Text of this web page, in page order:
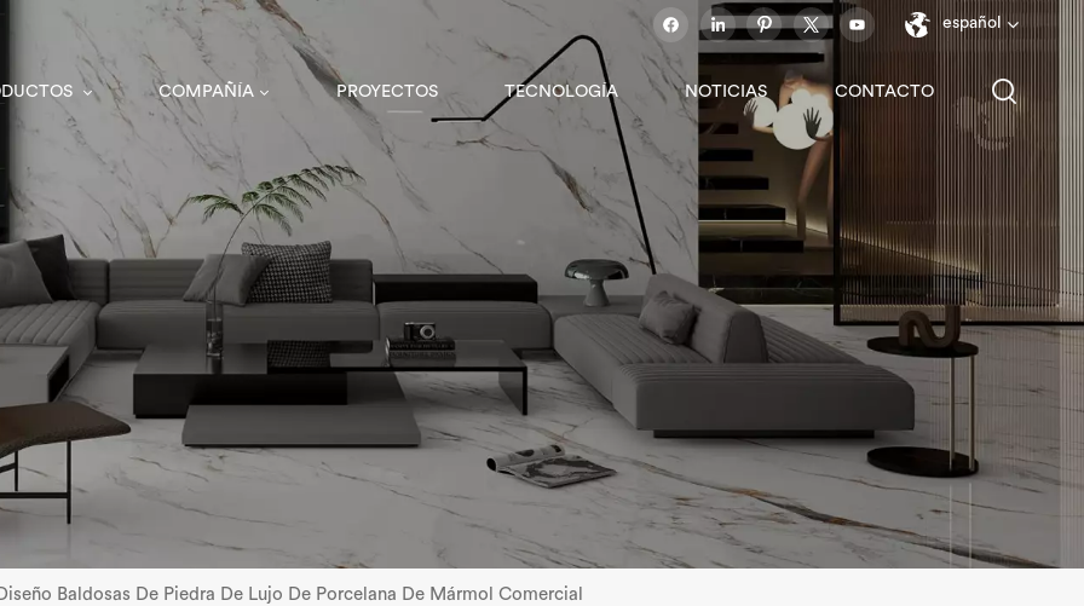
español
español
COMPAÑÍA PROYECTOS TECNOLOGÍA NOTICIAS CONTACTO
Baldosas De Piedra De Lujo De Porcelana De Mármol Comercial